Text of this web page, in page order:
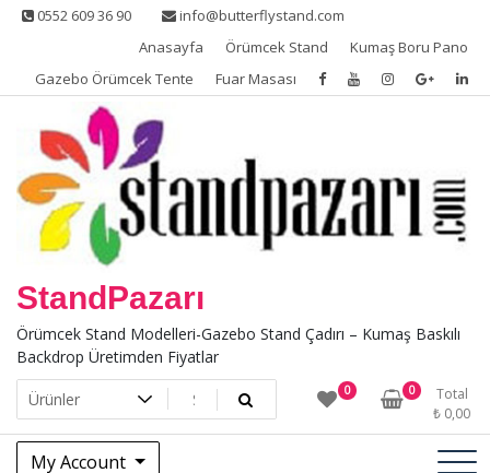
Skip 0552 609 36 90
info@butterflystand.com
Anasayfa
Örümcek Stand
Kumaş Boru Pano
Gazebo Örümcek Tente
Fuar Masası
StandPazarı
Örümcek Stand Modelleri-Gazebo Stand Çadırı – Kumaş Baskılı
Backdrop Üretimden Fiyatlar
0 0
Total
₺ 0,00
My Account